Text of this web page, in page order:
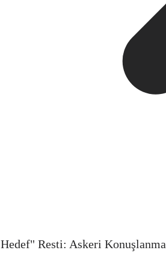
Resti: Askeri Konuşlanma